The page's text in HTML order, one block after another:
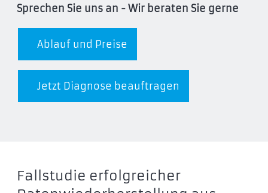
Sprechen Sie uns an - Wir beraten Sie gerne
Ablauf und Preise
Jetzt Diagnose beauftragen
Fallstudie erfolgreicher